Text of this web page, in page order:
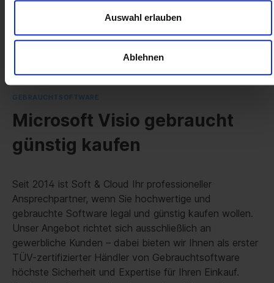
Auswahl erlauben
Ablehnen
Microsoft Visio 2019 Standard
Microsoft Visio 2024 Professional
Microsoft Visio 2021 Professional
Microsoft Visio gebraucht
günstig kaufen
GEBRAUCHTSOFTWARE
Seit 2014 ist Soft & Cloud Ihr professioneller
Ansprechpartner, wenn Sie hochwertige und
gebrauchte Software legal und günstig kaufen wollen.
Unser Angebot richtet sich ausschließlich an
gewerbliche Kunden – dabei bieten wir Ihnen als erster
TÜV-zertifizierter Händler von Gebrauchtsoftware
höchste Sicherheit und Expertise für Ihren Einkauf.